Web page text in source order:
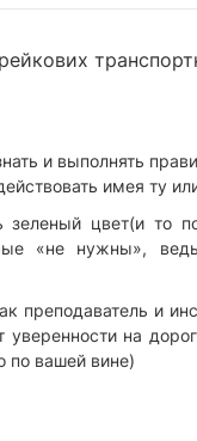
и выполнять
имея ту
зеленый цвет(и то
«не нужны»,
преподаватель и
на
по вашей вине)